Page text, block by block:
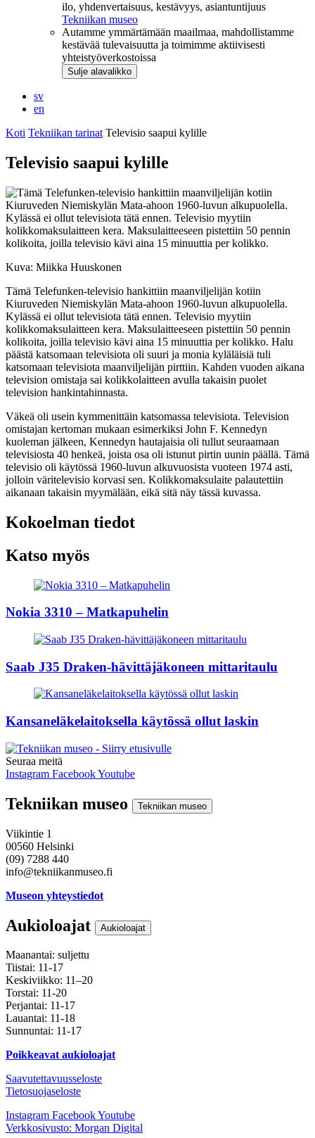
ilo, yhdenvertaisuus, kestävyys, asiantuntijuus
Tekniikan museo
Autamme ymmärtämään maailmaa, mahdollistamme
kestävää tulevaisuutta ja toimimme aktiivisesti
yhteistyöverkostoissa
Sulje alavalikko
sv
en
Koti Tekniikan tarinat Televisio saapui kylille
Televisio saapui kylille
Kuva: Miikka Huuskonen
Tämä Telefunken-televisio hankittiin maanviljelijän kotiin
Kiuruveden Niemiskylän Mata-ahoon 1960-luvun alkupuolella.
Kylässä ei ollut televisiota tätä ennen. Televisio myytiin
kolikkomaksulaitteen kera. Maksulaitteeseen pistettiin 50 pennin
kolikoita, joilla televisio kävi aina 15 minuuttia per kolikko. Halu
päästä katsomaan televisiota oli suuri ja monia kyläläisiä tuli
katsomaan televisiota maanviljelijän pirttiin. Kahden vuoden aikana
television omistaja sai kolikkolaitteen avulla takaisin puolet
television hankintahinnasta.
Väkeä oli usein kymmenittäin katsomassa televisiota. Television
omistajan kertoman mukaan esimerkiksi John F. Kennedyn
kuoleman jälkeen, Kennedyn hautajaisia oli tullut seuraamaan
televisiosta 40 henkeä, joista osa oli istunut pirtin uunin päällä. Tämä
televisio oli käytössä 1960-luvun alkuvuosista vuoteen 1974 asti,
jolloin väritelevisio korvasi sen. Kolikkomaksulaite palautettiin
aikanaan takaisin myymälään, eikä sitä näy tässä kuvassa.
Kokoelman tiedot
Katso myös
Nokia 3310 – Matkapuhelin
Saab J35 Draken-hävittäjäkoneen mittaritaulu
Kansaneläkelaitoksella käytössä ollut laskin
Seuraa meitä
Instagram FacebookYoutube
Tekniikan museo Tekniikan museo
Viikintie 1
00560 Helsinki
(09) 7288 440
info@tekniikanmuseo.fi
Museon yhteystiedot
Aukioloajat Aukioloajat
Maanantai: suljettu
Tiistai: 11-17
Keskiviikko: 11–20
Torstai: 11-20
Perjantai: 11-17
Lauantai: 11-18
Sunnuntai: 11-17
Poikkeavat aukioloajat
Saavutettavuusseloste
Tietosuojaseloste
Instagram FacebookYoutube
Verkkosivusto: Morgan Digital